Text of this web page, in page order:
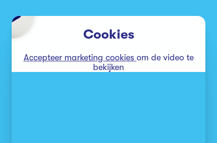
Cookies
Accepteer marketing cookies om de video te
bekijken